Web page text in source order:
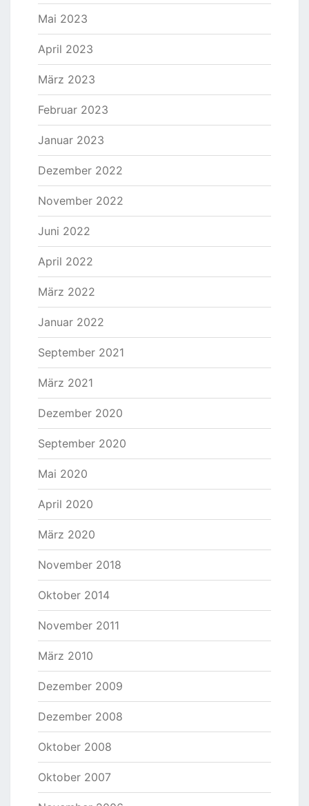
Mai 2023
April 2023
März 2023
Februar 2023
Januar 2023
Dezember 2022
November 2022
Juni 2022
April 2022
März 2022
Januar 2022
September 2021
März 2021
Dezember 2020
September 2020
Mai 2020
April 2020
März 2020
November 2018
Oktober 2014
November 2011
März 2010
Dezember 2009
Dezember 2008
Oktober 2008
Oktober 2007